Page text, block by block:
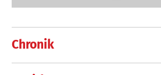
Chronik